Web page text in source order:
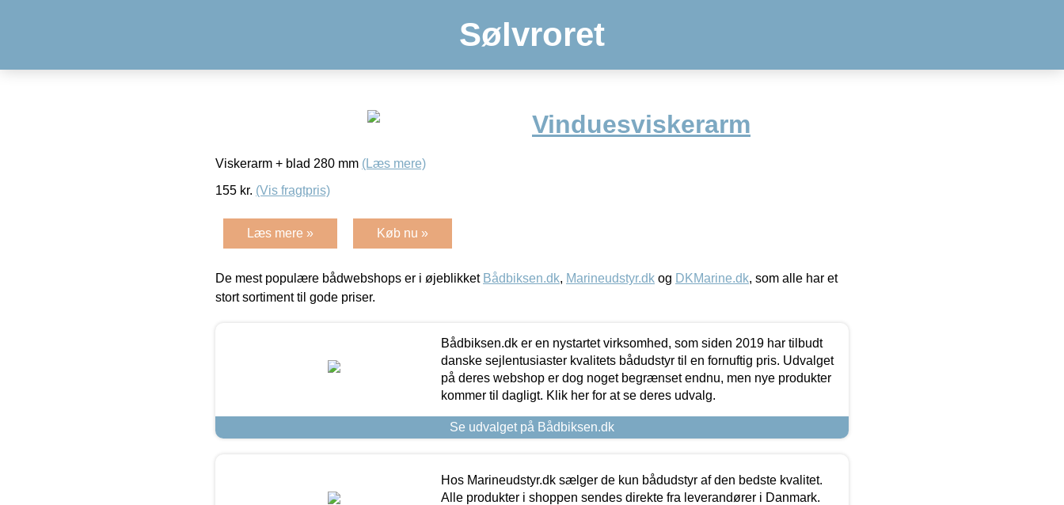
Sølvroret
Vinduesviskerarm
Viskerarm + blad 280 mm (Læs mere)
155 kr. (Vis fragtpris)
Læs mere » Køb nu »
De mest populære bådwebshops er i øjeblikket Bådbiksen.dk, Marineudstyr.dk og DKMarine.dk, som alle har et
stort sortiment til gode priser.
Bådbiksen.dk er en nystartet virksomhed, som siden 2019 har tilbudt
danske sejlentusiaster kvalitets bådudstyr til en fornuftig pris. Udvalget
på deres webshop er dog noget begrænset endnu, men nye produkter
kommer til dagligt. Klik her for at se deres udvalg.
Se udvalget på Bådbiksen.dk
Hos Marineudstyr.dk sælger de kun bådudstyr af den bedste kvalitet.
Alle produkter i shoppen sendes direkte fra leverandører i Danmark.